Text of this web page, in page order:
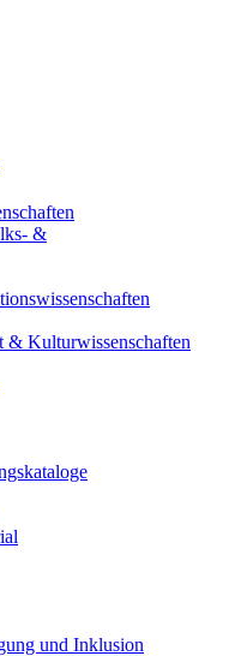
&
& Kulturwissenschaften
und Inklusion